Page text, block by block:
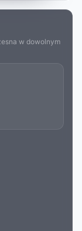
w dowolnym